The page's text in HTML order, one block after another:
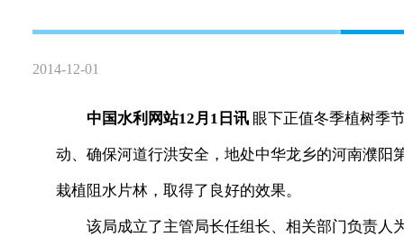
2014-12-01
中国水利网站12月1日讯 眼下正值冬季植树季
动、确保河道行洪安全，地处中华龙乡的河南濮阳
栽植阻水片林，取得了良好的效果。
该局成立了主管局长任组长、相关部门负责人